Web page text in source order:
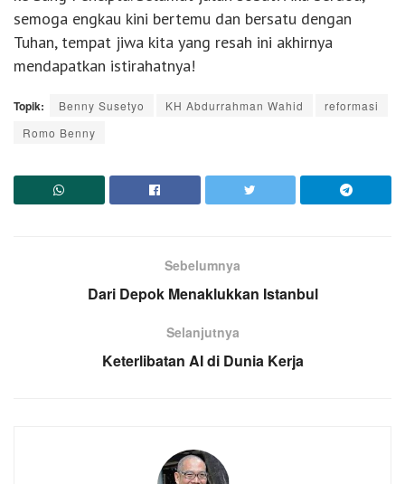
semoga engkau kini bertemu dan bersatu dengan
Tuhan, tempat jiwa kita yang resah ini akhirnya
mendapatkan istirahatnya!
Topik: Benny Susetyo KH Abdurrahman Wahid
reformasi
Romo Benny
Sebelumnya
Dari Depok Menaklukkan Istanbul
Selanjutnya
Keterlibatan AI di Dunia Kerja